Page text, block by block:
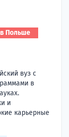
Польше
вуз с
в
и
карьерные